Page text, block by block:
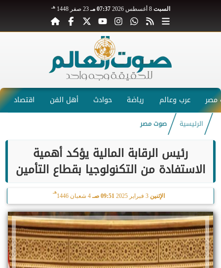
السبت 8 أغسطس 2026 07:37 مـ 23 صفر 1448 هـ
عرب وعالم رياضة حوادث أهل الفن اقتصاد
الرئيسية صوت مصر
رئيس الرقابة المالية يؤكد أهمية
الاستفادة من التكنولوجيا بقطاع التأمين
الإثنين 3 فبراير 2025 09:51 صـ 4 شعبان 1446
هـ